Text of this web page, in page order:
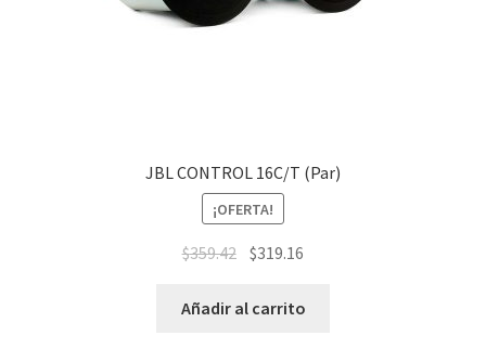
JBL CONTROL 16C/T (Par)
¡OFERTA!
$359.42 $319.16
Añadir al carrito